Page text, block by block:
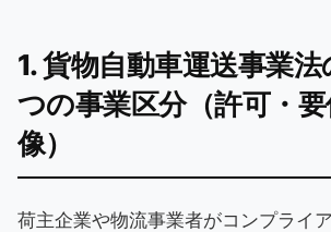
1. 貨物自動車運送事業
つの事業区分（許可・
像）
荷主企業や物流事業者がコンプライ